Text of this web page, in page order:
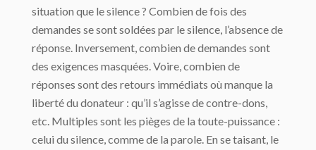
situation que le silence ? Combien de fois des
demandes se sont soldées par le silence, l’absence de
réponse. Inversement, combien de demandes sont
des exigences masquées. Voire, combien de
réponses sont des retours immédiats où manque la
liberté du donateur : qu’il s’agisse de contre-dons,
etc. Multiples sont les pièges de la toute-puissance :
celui du silence, comme de la parole. En se taisant, le